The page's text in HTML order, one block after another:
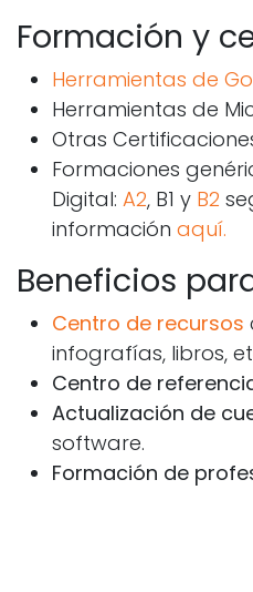
Formación y
Herramientas de
Herramientas de
Otras
Formaciones
Digital: A2, B1 y B2
información aquí.
Beneficios
Centro de recursos
infografías, libros,
Centro de
Actualización de
software.
Formación de